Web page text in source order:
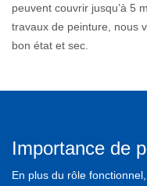
peuvent couvrir jusqu’à 5
travaux de peinture, nous
bon état et sec.
Importance de
En plus du rôle